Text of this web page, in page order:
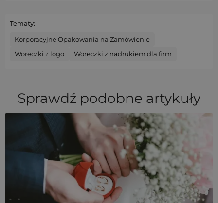
Tematy:
Korporacyjne Opakowania na Zamówienie
Woreczki z logo
Woreczki z nadrukiem dla firm
Sprawdź podobne artykuły